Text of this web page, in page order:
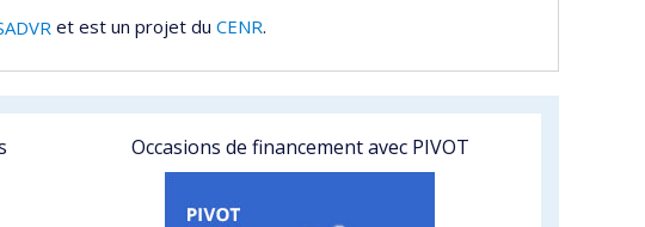
et est un projet du CENR.
Occasions de financement avec PIVOT